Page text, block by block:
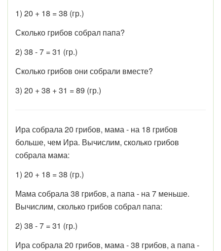
1) 20 + 18 = 38 (гр.)
Сколько грибов собрал папа?
2) 38 - 7 = 31 (гр.)
Сколько грибов они собрали вместе?
3) 20 + 38 + 31 = 89 (гр.)
Ира собрала 20 грибов, мама - на 18 грибов
больше, чем Ира. Вычислим, сколько грибов
собрала мама:
1) 20 + 18 = 38 (гр.)
Мама собрала 38 грибов, а папа - на 7 меньше.
Вычислим, сколько грибов собрал папа:
2) 38 - 7 = 31 (гр.)
Ира собрала 20 грибов, мама - 38 грибов, а папа -